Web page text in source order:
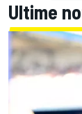
Ultime